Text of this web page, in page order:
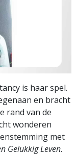
is haar spel.
en bracht
rand van de
wonderen
met
Gelukkig Leven.